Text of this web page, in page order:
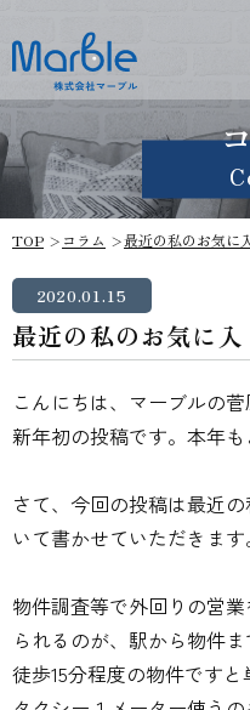
TOP コラム 最近の私のお気に
2020.01.15
最近の私のお気に入
こんにちは、マーブルの菅
新年初の投稿です。本年も
さて、今回の投稿は最近
いて書かせていただきます
物件調査等で外回りの営
られるのが、駅から物件ま
徒歩15分程度の物件ですと